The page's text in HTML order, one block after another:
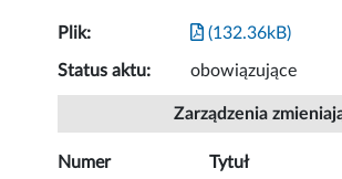
Plik: (132.36kB)
Status aktu: obowiązujące
Zarządzenia
Numer Tytuł